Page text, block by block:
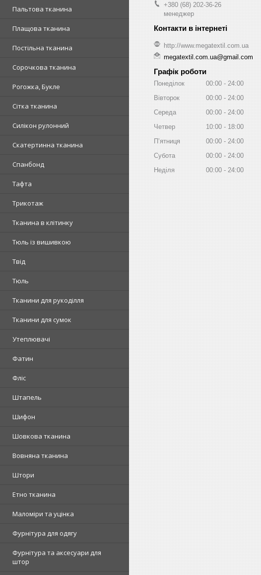
Пальтова тканина
Плащова тканина
Постільна тканина
Сорочкова тканина
Рогожка, Букле
Сітка тканина
Силікон рулонний
Скатертинна тканина
Спанбонд
Тафта
Трикотаж
Тканина в клітинку
Тюль із вишивкою
Твід
Тюль
Тканини для рукоділля
Тканини для сумок
Утеплювачі
Фатин
Фліс
Штапель
Шифон
Шовкова тканина
Вовняна тканина
Штори
Етно тканина
Маломіри та уцінка
Фурнітура для одягу
Фурнітура та аксесуари для
штор
+380 (68) 202-36-26
менеджер
http://www.megatextil.com.ua
megatextil.com.ua@gmail.com
Графік роботи
Понеділок 00:00
24:00
Вівторок
00:00
24:00
Середа
00:00
24:00
Четвер
10:00
18:00
Пʼятниця
00:00
24:00
Субота
00:00
24:00
Неділя
00:00 24:00